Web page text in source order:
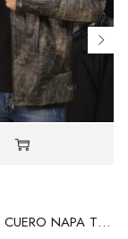
CHAQUETA CUERO NAPA TEXTURA